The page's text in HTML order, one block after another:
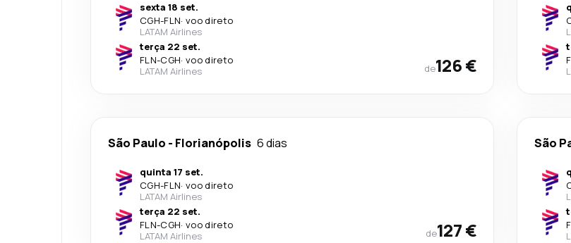
sexta 18 set.
CGH-FLN· voo direto
LATAM Airlines
terça 22 set.
FLN-CGH· voo direto
LATAM Airlines
de126 €
São Paulo - Florianópolis 6 dias
quinta 17 set.
CGH-FLN· voo direto
LATAM Airlines
terça 22 set.
FLN-CGH· voo direto
LATAM Airlines
de127 €
São